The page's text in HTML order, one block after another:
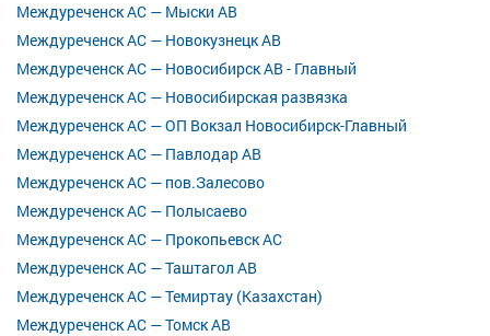
Междуреченск АС — Мыски АВ
Междуреченск АС — Новокузнецк АВ
Междуреченск АС — Новосибирск АВ - Главный
Междуреченск АС — Новосибирская развязка
Междуреченск АС — ОП Вокзал Новосибирск-Главный
Междуреченск АС — Павлодар АВ
Междуреченск АС — пов.Залесово
Междуреченск АС — Полысаево
Междуреченск АС — Прокопьевск АС
Междуреченск АС — Таштагол АВ
Междуреченск АС — Темиртау (Казахстан)
Междуреченск АС — Томск АВ